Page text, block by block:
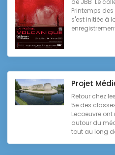
de JBB Le
Printemps
s'est initiée à
Projet
Retour chez
5e des
Lecoeuvre
autour du
tout au long